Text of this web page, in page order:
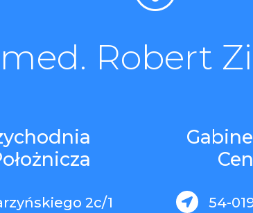
Robert
2c/1  54-